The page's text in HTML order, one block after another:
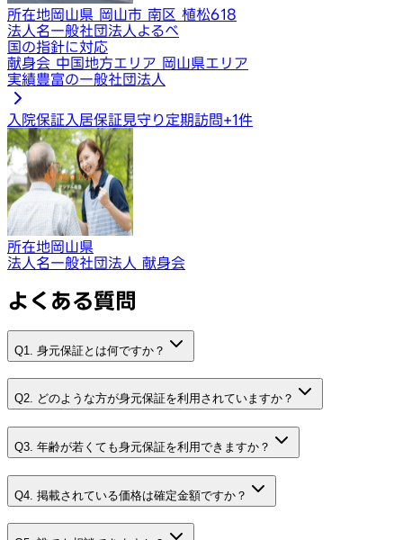
所在地岡山県 岡山市 南区 植松618
法人名一般社団法人よるべ
国の指針に対応
献身会 中国地方エリア 岡山県エリア
実績豊富の一般社団法人
入院保証 入居保証見守り定期訪問+1件
所在地岡山県
法人名一般社団法人 献身会
よくある質問
Q1. 身元保証とは何ですか？
Q2. どのような方が身元保証を利用されていますか？
Q3. 年齢が若くても身元保証を利用できますか？
Q4. 掲載されている価格は確定金額ですか？